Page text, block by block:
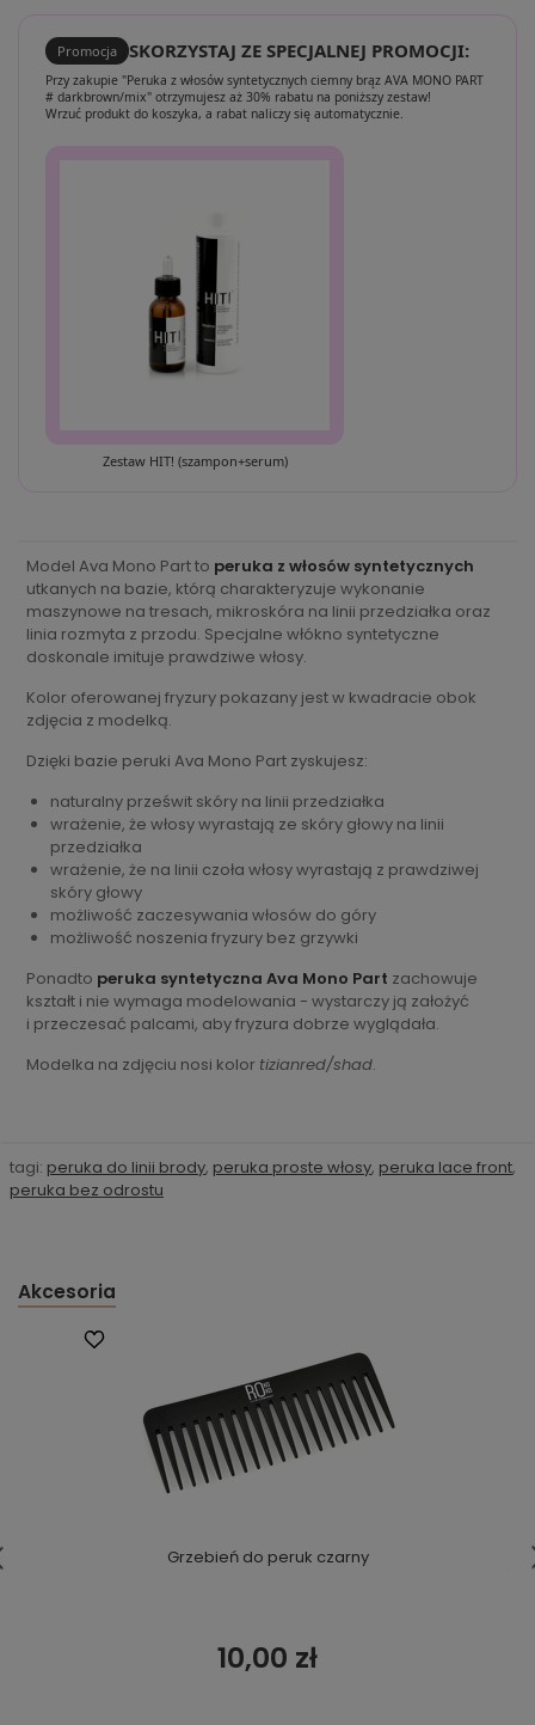
Promocja SKORZYSTAJ ZE SPECJALNEJ PROMOCJI:
Przy zakupie "Peruka z włosów syntetycznych ciemny brąz AVA MONO PART
# darkbrown/mix" otrzymujesz aż 30% rabatu na poniższy zestaw!
Wrzuć produkt do koszyka, a rabat naliczy się automatycznie.
Zestaw HIT! (szampon+serum)
Model Ava Mono Part to peruka z włosów syntetycznych
utkanych na bazie, którą charakteryzuje wykonanie
maszynowe na tresach, mikroskóra na linii przedziałka oraz
linia rozmyta z przodu. Specjalne włókno syntetyczne
doskonale imituje prawdziwe włosy.
Kolor oferowanej fryzury pokazany jest w kwadracie obok
zdjęcia z modelką.
Dzięki bazie peruki Ava Mono Part zyskujesz:
naturalny prześwit skóry na linii przedziałka
wrażenie, że włosy wyrastają ze skóry głowy na linii
przedziałka
wrażenie, że na linii czoła włosy wyrastają z prawdziwej
skóry głowy
możliwość zaczesywania włosów do góry
możliwość noszenia fryzury bez grzywki
Ponadto peruka syntetyczna Ava Mono Part zachowuje
kształt i nie wymaga modelowania - wystarczy ją założyć
i przeczesać palcami, aby fryzura dobrze wyglądała.
Modelka na zdjęciu nosi kolor tizianred/shad.
tagi: peruka do linii brody, peruka proste włosy, peruka lace front,
peruka bez odrostu
Akcesoria
Grzebień do peruk czarny
10,00 zł